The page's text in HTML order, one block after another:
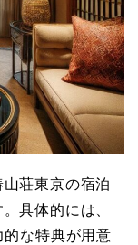
荘東京の宿泊
具体的には、
な特典が用意